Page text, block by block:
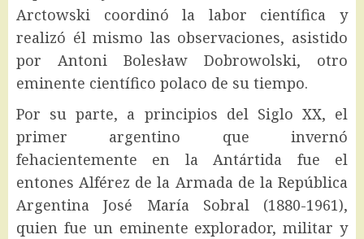
Arctowski coordinó la labor científica y
realizó él mismo las observaciones, asistido
por Antoni Bolesław Dobrowolski, otro
eminente científico polaco de su tiempo.
Por su parte, a principios del Siglo XX, el
primer argentino que invernó
fehacientemente en la Antártida fue el
entones Alférez de la Armada de la República
Argentina José María Sobral (1880-1961),
quien fue un eminente explorador, militar y